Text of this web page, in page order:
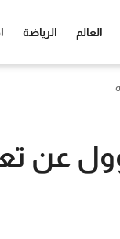
العالم الرياضة
عن